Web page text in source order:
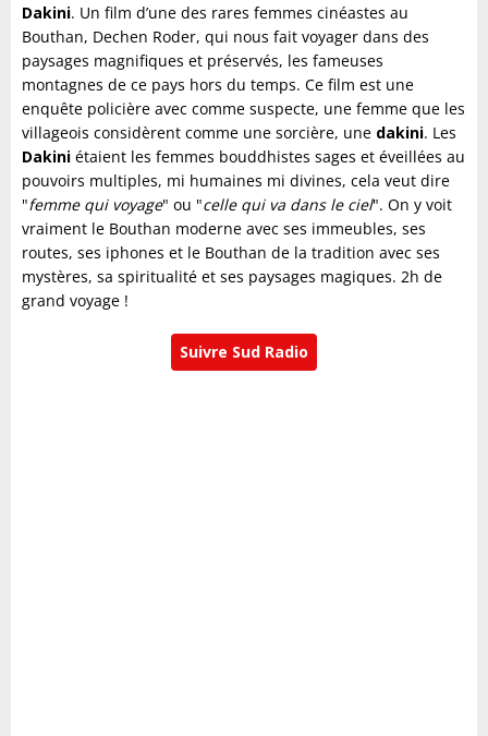
Dakini. Un film d’une des rares femmes cinéastes au
Bouthan, Dechen Roder, qui nous fait voyager dans des
paysages magnifiques et préservés, les fameuses
montagnes de ce pays hors du temps. Ce film est une
enquête policière avec comme suspecte, une femme que les
villageois considèrent comme une sorcière, une dakini. Les
Dakini étaient les femmes bouddhistes sages et éveillées au
pouvoirs multiples, mi humaines mi divines, cela veut dire
"femme qui voyage" ou "celle qui va dans le ciel". On y voit
vraiment le Bouthan moderne avec ses immeubles, ses
routes, ses iphones et le Bouthan de la tradition avec ses
mystères, sa spiritualité et ses paysages magiques. 2h de
grand voyage !
Suivre Sud Radio